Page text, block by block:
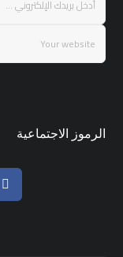
الرموز الاجتماعية